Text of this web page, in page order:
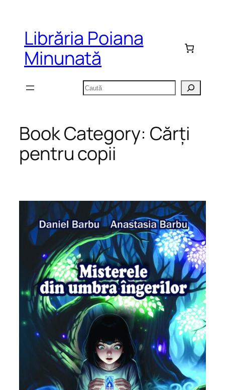
conținutLibrăria Poiana
Minunată
Caută
Book Category: Cărți
pentru copii